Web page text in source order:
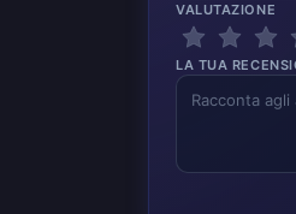
VALUTAZIONE
LA TUA